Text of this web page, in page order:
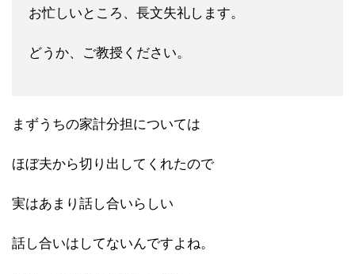
お忙しいところ、長文失礼します。
どうか、ご教授ください。
まずうちの家計分担については
ほぼ夫から切り出してくれたので
実はあまり話し合いらしい
話し合いはしてないんですよね。